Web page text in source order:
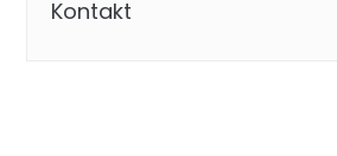
Kontakt